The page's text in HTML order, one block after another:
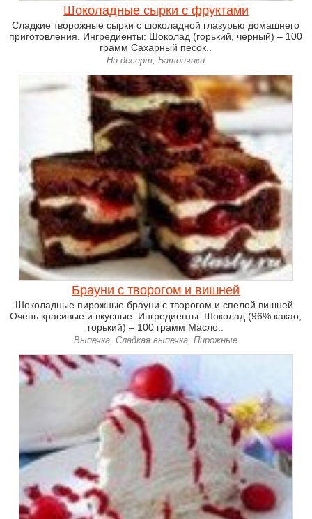
Шоколадные сырки с фруктами
Сладкие творожные сырки с шоколадной глазурью домашнего
приготовления. Ингредиенты: Шоколад (горький, черный) – 100
грамм Сахарный песок..
На десерт, Батончики
Брауни с творогом и вишней
Шоколадные пирожные брауни с творогом и спелой вишней.
Очень красивые и вкусные. Ингредиенты: Шоколад (96% какао,
горький) – 100 грамм Масло..
Выпечка, Сладкая выпечка, Пирожные